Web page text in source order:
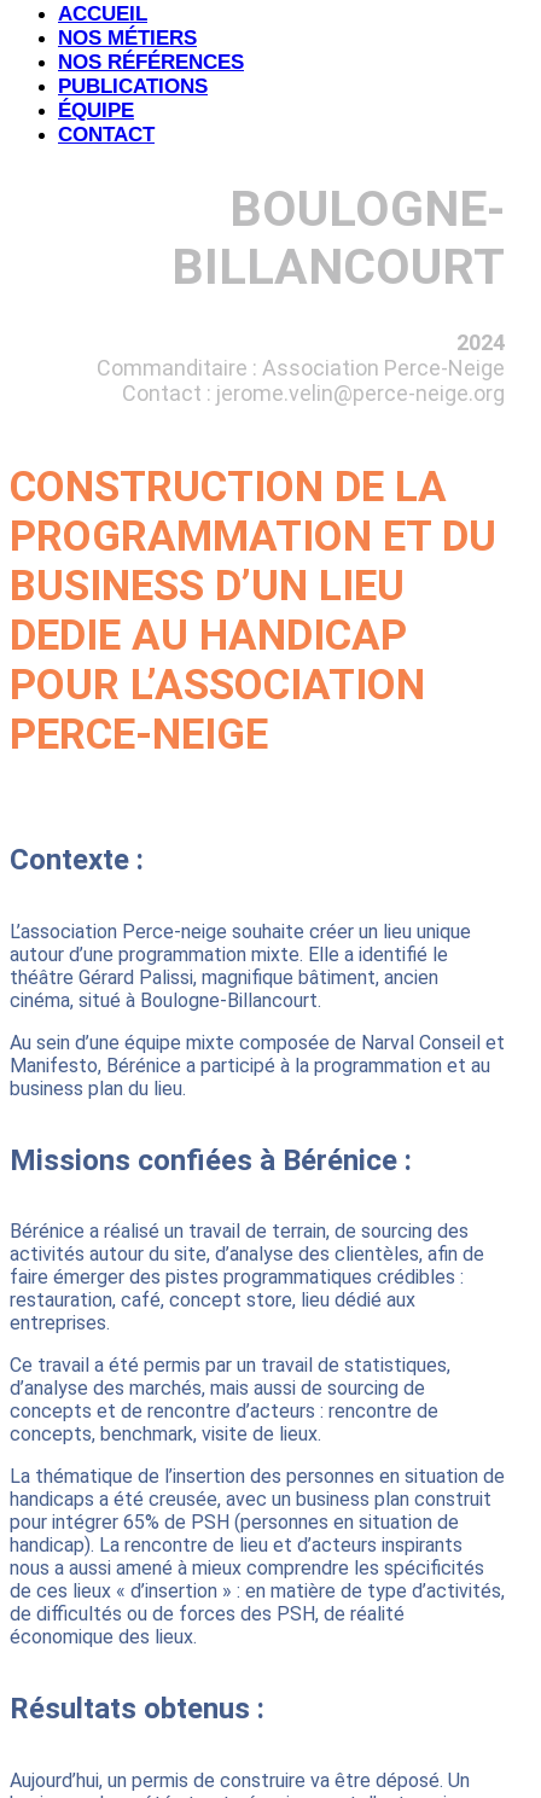
ACCUEIL
NOS MÉTIERS
NOS RÉFÉRENCES
PUBLICATIONS
ÉQUIPE
CONTACT
BOULOGNE-
BILLANCOURT
2024
Commanditaire : Association Perce-Neige
Contact : jerome.velin@perce-neige.org
CONSTRUCTION DE LA
PROGRAMMATION ET DU
BUSINESS D’UN LIEU
DEDIE AU HANDICAP
POUR L’ASSOCIATION
PERCE-NEIGE
Contexte :
L’association Perce-neige souhaite créer un lieu unique
autour d’une programmation mixte. Elle a identifié le
théâtre Gérard Palissi, magnifique bâtiment, ancien
cinéma, situé à Boulogne-Billancourt.
Au sein d’une équipe mixte composée de Narval Conseil et
Manifesto, Bérénice a participé à la programmation et au
business plan du lieu.
Missions confiées à Bérénice :
Bérénice a réalisé un travail de terrain, de sourcing des
activités autour du site, d’analyse des clientèles, afin de
faire émerger des pistes programmatiques crédibles :
restauration, café, concept store, lieu dédié aux
entreprises.
Ce travail a été permis par un travail de statistiques,
d’analyse des marchés, mais aussi de sourcing de
concepts et de rencontre d’acteurs : rencontre de
concepts, benchmark, visite de lieux.
La thématique de l’insertion des personnes en situation de
handicaps a été creusée, avec un business plan construit
pour intégrer 65% de PSH (personnes en situation de
handicap). La rencontre de lieu et d’acteurs inspirants
nous a aussi amené à mieux comprendre les spécificités
de ces lieux « d’insertion » : en matière de type d’activités,
de difficultés ou de forces des PSH, de réalité
économique des lieux.
Résultats obtenus :
Aujourd’hui, un permis de construire va être déposé. Un